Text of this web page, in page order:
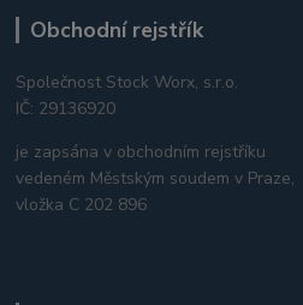
Obchodní rejstřík
Společnost Stock Worx, s.r.o.
IČ: 29136920
je zapsána v obchodním rejstříku
vedeném Městským soudem v Praze,
vložka C 202 896